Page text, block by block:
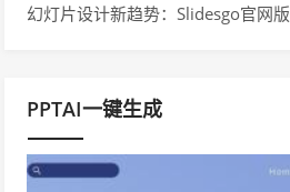
幻灯片设计新趋势：Slidesgo官网版
PPTAI一键生成